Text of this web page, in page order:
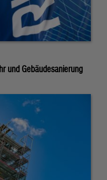
und Gebäudesanierung